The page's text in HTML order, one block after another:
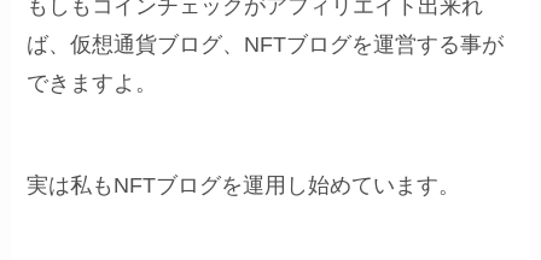
もしもコインチェックがアフィリエイト出来れ
ば、仮想通貨ブログ、NFTブログを運営する事が
できますよ。
実は私もNFTブログを運用し始めています。